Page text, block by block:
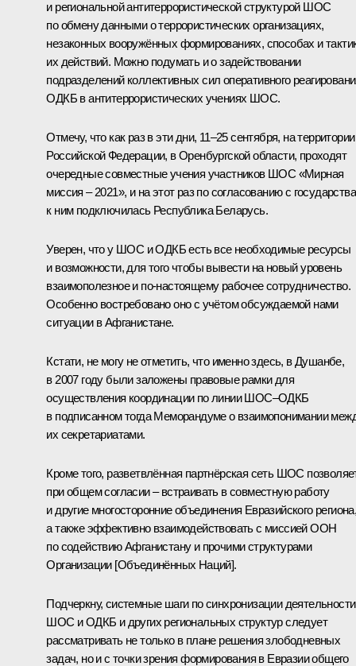
и региональной антитеррористической структурой ШОС
по обмену данными о террористических организациях,
незаконных вооружённых формированиях, способах и
их действий. Можно подумать и о задействовании
подразделений коллективных сил оперативного
ОДКБ в антитеррористических учениях ШОС.
Отмечу, что как раз в эти дни, 11–25 сентября, на территории
Российской Федерации, в Оренбургской области, проходят
очередные совместные учения участников ШОС «Мирная
миссия – 2021», и на этот раз по согласованию с
к ним подключилась Республика Беларусь.
Уверен, что у ШОС и ОДКБ есть все необходимые ресурсы
и возможности, для того чтобы вывести на новый уровень
взаимополезное и по-настоящему рабочее сотрудничество.
Особенно востребовано оно с учётом обсуждаемой нами
ситуации в Афганистане.
Кстати, не могу не отметить, что именно здесь, в Душанбе,
в 2007 году были заложены правовые рамки для
осуществления координации по линии ШОС–ОДКБ
в подписанном тогда Меморандуме о взаимопонимании
их секретариатами.
Кроме того, разветвлённая партнёрская сеть ШОС
при общем согласии – встраивать в совместную работу
и другие многосторонние объединения Евразийского
а также эффективно взаимодействовать с миссией ООН
по содействию Афганистану и прочими структурами
Организации [Объединённых Наций].
Подчеркну, системные шаги по синхронизации деятельности
ШОС и ОДКБ и других региональных структур следует
рассматривать не только в плане решения злободневных
задач, но и с точки зрения формирования в Евразии общего